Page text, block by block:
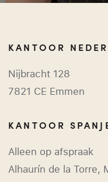
KANTOOR
Nijbracht 128
7821 CE Emmen
KANTOOR
Alleen op afspraak
Alhaurín de la Torre,